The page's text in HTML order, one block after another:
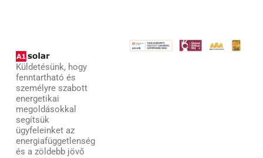
Küldetésünk, hogy
fenntartható és
személyre szabott
energetikai
megoldásokkal
segítsük
ügyfeleinket az
energiafüggetlenség
és a zöldebb jövő